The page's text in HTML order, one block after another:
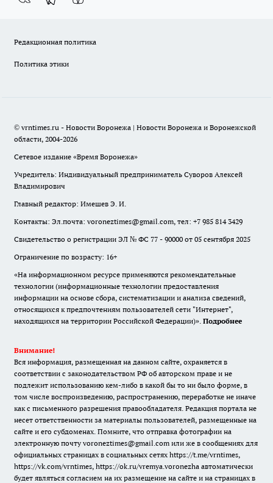
Редакционная политика
Политика этики
© vrntimes.ru - Новости Воронежа | Новости Воронежа и Воронежской
области, 2004-2026
Сетевое издание «Время Воронежа»
Учредитель: Индивидуальный предприниматель Суворов Алексей
Владимирович
Главный редактор: Имешев Э. И.
Контакты: Эл.почта: voroneztimes@gmail.com, тел: +7 985 814 3429
Свидетельство о регистрации ЭЛ № ФС 77 - 90000 от 05 сентября 2025
Ограничение по возрасту: 16+
«На информационном ресурсе применяются рекомендательные
технологии (информационные технологии предоставления
информации на основе сбора, систематизации и анализа сведений,
относящихся к предпочтениям пользователей сети "Интернет",
находящихся на территории Российской Федерации)». Подробнее
Внимание!
Вся информация, размещенная на данном сайте, охраняется в
соответствии с законодательством РФ об авторском праве и не
подлежит использованию кем-либо в какой бы то ни было форме, в
том числе воспроизведению, распространению, переработке не иначе
как с письменного разрешения правообладателя. Редакция портала не
несет ответственности за материалы пользователей, размещенные на
сайте и его субдоменах. Помните, что отправка фотографии на
электронную почту voroneztimes@gmail.com или же в сообщениях для
официальных страницах в социальных сетях https://t.me/vrntimes,
https://vk.com/vrntimes, https://ok.ru/vremya.voronezha автоматически
будет являться согласием на их размещение на сайте и на страницах в